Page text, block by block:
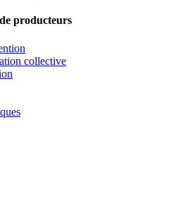
producteurs
collective